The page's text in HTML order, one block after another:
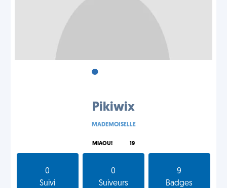
•
Pikiwix
MADEMOISELLE
MIAOU! 19
0
Suivi
0
Suiveurs
9
Badges